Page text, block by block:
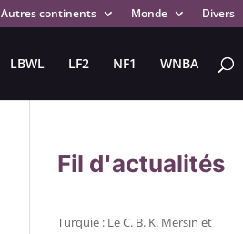
Autres continents Monde Divers
LBWL LF2 NF1 WNBA
Fil d'actualités
Turquie : Le C. B. K. Mersin et